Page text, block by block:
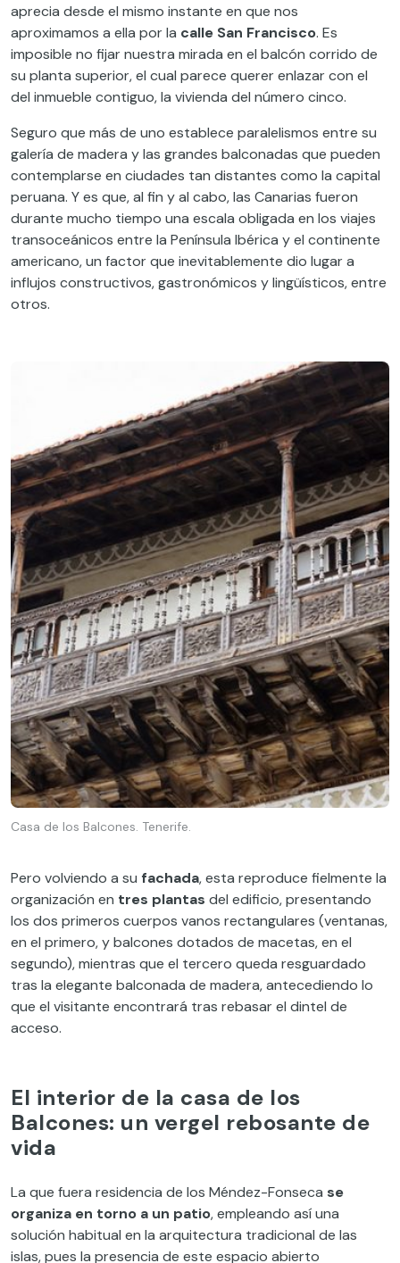
aprecia desde el mismo instante en que nos
aproximamos a ella por la calle San Francisco. Es
imposible no fijar nuestra mirada en el balcón corrido de
su planta superior, el cual parece querer enlazar con el
del inmueble contiguo, la vivienda del número cinco.
Seguro que más de uno establece paralelismos entre su
galería de madera y las grandes balconadas que pueden
contemplarse en ciudades tan distantes como la capital
peruana. Y es que, al fin y al cabo, las Canarias fueron
durante mucho tiempo una escala obligada en los viajes
transoceánicos entre la Península Ibérica y el continente
americano, un factor que inevitablemente dio lugar a
influjos constructivos, gastronómicos y lingüísticos, entre
otros.
Casa de los Balcones. Tenerife.
Pero volviendo a su fachada, esta reproduce fielmente la
organización en tres plantas del edificio, presentando
los dos primeros cuerpos vanos rectangulares (ventanas,
en el primero, y balcones dotados de macetas, en el
segundo), mientras que el tercero queda resguardado
tras la elegante balconada de madera, antecediendo lo
que el visitante encontrará tras rebasar el dintel de
acceso.
El interior de la casa de los
Balcones: un vergel rebosante de
vida
La que fuera residencia de los Méndez-Fonseca se
organiza en torno a un patio, empleando así una
solución habitual en la arquitectura tradicional de las
islas, pues la presencia de este espacio abierto